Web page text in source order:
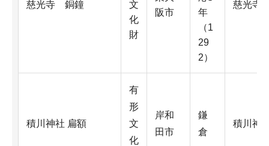
慈光寺 銅鐘
文
化
財
阪市
年
（1
29
2）
慈光寺
積川神社 扁額
有
形
文
化
岸和
田市
鎌
倉
積川神